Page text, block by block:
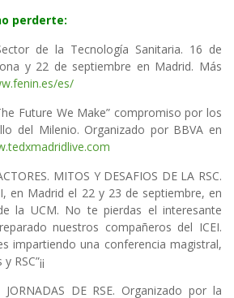
perderte:
de la Tecnología Sanitaria. 16 de
y 22 de septiembre en Madrid. Más
es/
Future We Make” compromiso por los
del Milenio. Organizado por BBVA en
MITOS Y DESAFIOS DE LA RSC.
en Madrid el 22 y 23 de septiembre, en
la UCM. No te pierdas el interesante
nuestros compañeros del ICEI.
impartiendo una conferencia magistral,
RSC”¡¡
DE RSE. Organizado por la